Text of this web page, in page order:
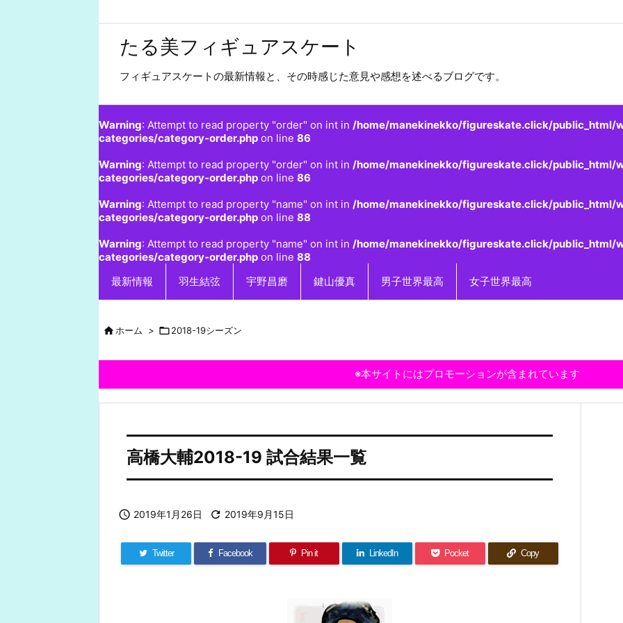
たる美フィギュアスケート
フィギュアスケートの最新情報と、その時感じた意見や感想を述べるブログです。
Warning: Attempt to read property "order" on int in /home/manekinekko/figureskate.click/public_html/
categories/category-order.php on line 86
Warning: Attempt to read property "order" on int in /home/manekinekko/figureskate.click/public_html/
categories/category-order.php on line 86
Warning: Attempt to read property "name" on int in /home/manekinekko/figureskate.click/public_html/
categories/category-order.php on line 88
Warning: Attempt to read property "name" on int in /home/manekinekko/figureskate.click/public_html/
categories/category-order.php on line 88
最新情報
羽生結弦 宇野昌磨 鍵山優真 男子世界最高 女子世界最高
ホーム > 2018-19シーズン
※本サイトにはプロモーションが含まれています
高橋大輔2018-19 試合結果一覧
 2019年1月26日  2019年9月15日
Twitter Facebook Pin it LinkedIn Pocket Copy